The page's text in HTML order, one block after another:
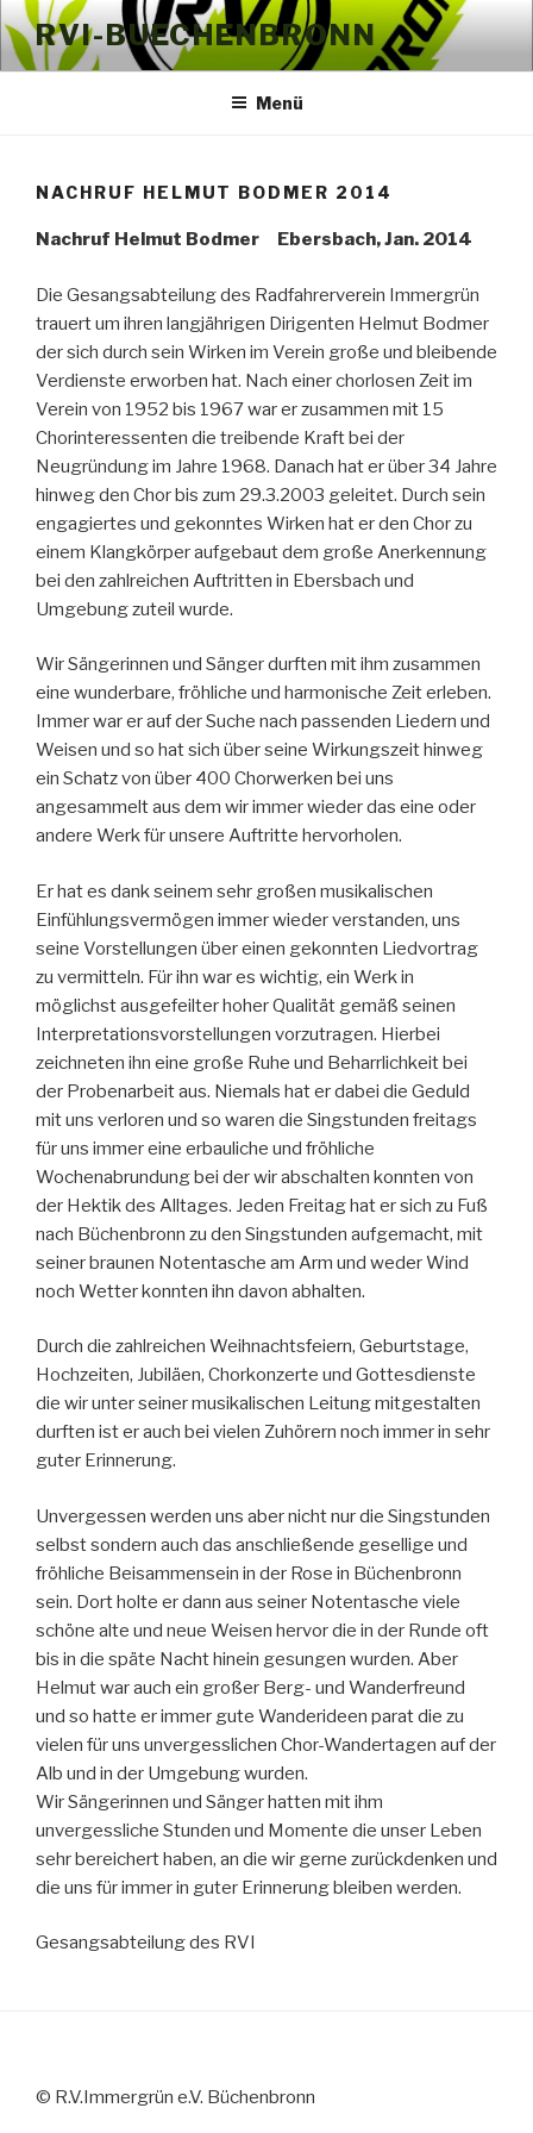
Zum
Inhalt
springen
RVI-BUECHENBRONN
Menü
NACHRUF HELMUT BODMER 2014
Nachruf Helmut Bodmer Ebersbach, Jan. 2014
Die Gesangsabteilung des Radfahrerverein Immergrün
trauert um ihren langjährigen Dirigenten Helmut Bodmer
der sich durch sein Wirken im Verein große und bleibende
Verdienste erworben hat. Nach einer chorlosen Zeit im
Verein von 1952 bis 1967 war er zusammen mit 15
Chorinteressenten die treibende Kraft bei der
Neugründung im Jahre 1968. Danach hat er über 34 Jahre
hinweg den Chor bis zum 29.3.2003 geleitet. Durch sein
engagiertes und gekonntes Wirken hat er den Chor zu
einem Klangkörper aufgebaut dem große Anerkennung
bei den zahlreichen Auftritten in Ebersbach und
Umgebung zuteil wurde.
Wir Sängerinnen und Sänger durften mit ihm zusammen
eine wunderbare, fröhliche und harmonische Zeit erleben.
Immer war er auf der Suche nach passenden Liedern und
Weisen und so hat sich über seine Wirkungszeit hinweg
ein Schatz von über 400 Chorwerken bei uns
angesammelt aus dem wir immer wieder das eine oder
andere Werk für unsere Auftritte hervorholen.
Er hat es dank seinem sehr großen musikalischen
Einfühlungsvermögen immer wieder verstanden, uns
seine Vorstellungen über einen gekonnten Liedvortrag
zu vermitteln. Für ihn war es wichtig, ein Werk in
möglichst ausgefeilter hoher Qualität gemäß seinen
Interpretationsvorstellungen vorzutragen. Hierbei
zeichneten ihn eine große Ruhe und Beharrlichkeit bei
der Probenarbeit aus. Niemals hat er dabei die Geduld
mit uns verloren und so waren die Singstunden freitags
für uns immer eine erbauliche und fröhliche
Wochenabrundung bei der wir abschalten konnten von
der Hektik des Alltages. Jeden Freitag hat er sich zu Fuß
nach Büchenbronn zu den Singstunden aufgemacht, mit
seiner braunen Notentasche am Arm und weder Wind
noch Wetter konnten ihn davon abhalten.
Durch die zahlreichen Weihnachtsfeiern, Geburtstage,
Hochzeiten, Jubiläen, Chorkonzerte und Gottesdienste
die wir unter seiner musikalischen Leitung mitgestalten
durften ist er auch bei vielen Zuhörern noch immer in sehr
guter Erinnerung.
Unvergessen werden uns aber nicht nur die Singstunden
selbst sondern auch das anschließende gesellige und
fröhliche Beisammensein in der Rose in Büchenbronn
sein. Dort holte er dann aus seiner Notentasche viele
schöne alte und neue Weisen hervor die in der Runde oft
bis in die späte Nacht hinein gesungen wurden. Aber
Helmut war auch ein großer Berg- und Wanderfreund
und so hatte er immer gute Wanderideen parat die zu
vielen für uns unvergesslichen Chor-Wandertagen auf der
Alb und in der Umgebung wurden.
Wir Sängerinnen und Sänger hatten mit ihm
unvergessliche Stunden und Momente die unser Leben
sehr bereichert haben, an die wir gerne zurückdenken und
die uns für immer in guter Erinnerung bleiben werden.
Gesangsabteilung des RVI
© R.V.Immergrün e.V. Büchenbronn